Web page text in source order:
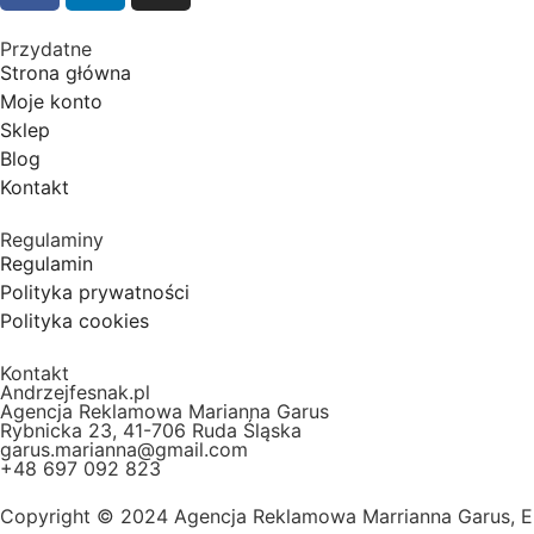
Przydatne
Strona główna
Moje konto
Sklep
Blog
Kontakt
Regulaminy
Regulamin
Polityka prywatności
Polityka cookies
Kontakt
Andrzejfesnak.pl
Agencja Reklamowa Marianna Garus
Rybnicka 23, 41-706 Ruda Śląska
garus.marianna@gmail.com
+48 697 092 823
Copyright © 2024 Agencja Reklamowa Marrianna Garus,